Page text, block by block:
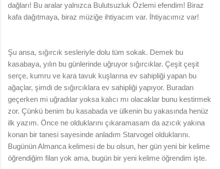
dağları! Bu aralar yalnızca Bulutsuzluk Özlemi efendim! Biraz
kafa dağıtmaya, biraz müziğe ihtiyacım var. İhtiyacımız var!
Şu ansa, sığırcık sesleriyle dolu tüm sokak. Demek bu
kasabaya, yılın bu günlerinde uğruyor sığırcıklar. Çeşit çeşit
serçe, kumru ve kara tavuk kuşlarına ev sahipliği yapan bu
ağaçlar, şimdi de sığırcıklara ev sahipliği yapıyor. Buradan
geçerken mi uğradılar yoksa kalıcı mı olacaklar bunu kestirmek
zor. Çünkü benim bu kasabada ve ülkenin bu yakasında henüz
ilk yazım. Önce ne olduklarını çıkaramasam da azıcık yakına
konan bir tanesi sayesinde anladım Starvogel olduklarını.
Bugünün Almanca kelimesi de bu olsun, her gün yeni bir kelime
öğrendiğim filan yok ama, bugün bir yeni kelime öğrendim işte.